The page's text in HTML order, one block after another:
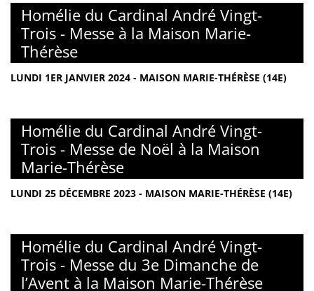
Homélie du Cardinal André Vingt-
Trois - Messe à la Maison Marie-
Thérèse
LUNDI 1ER JANVIER 2024 - MAISON MARIE-THÉRÈSE (14E)
Homélie du Cardinal André Vingt-
Trois - Messe de Noël à la Maison
Marie-Thérèse
LUNDI 25 DÉCEMBRE 2023 - MAISON MARIE-THÉRÈSE (14E)
Homélie du Cardinal André Vingt-
Trois - Messe du 3e Dimanche de
l’Avent à la Maison Marie-Thérèse